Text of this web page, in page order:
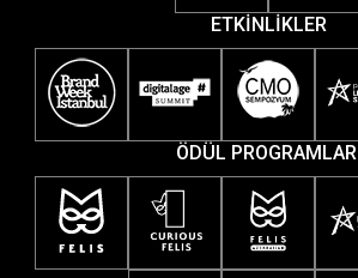
ETKİNLİKLER
ÖDÜL PROGRAMLARI